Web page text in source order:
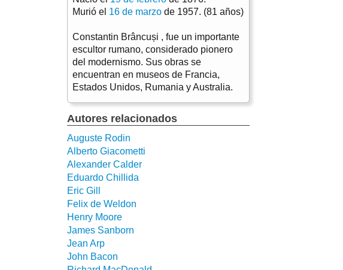
Murió el 16 de marzo de 1957. (81 años)
Constantin Brâncuși , fue un importante
escultor rumano, considerado pionero
del modernismo. Sus obras se
encuentran en museos de Francia,
Estados Unidos, Rumania y Australia.
Autores relacionados
Auguste Rodin
Alberto Giacometti
Alexander Calder
Eduardo Chillida
Eric Gill
Felix de Weldon
Henry Moore
James Sanborn
Jean Arp
John Bacon